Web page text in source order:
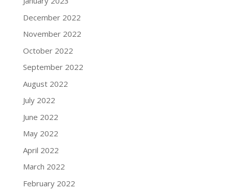
December 2022
November 2022
October 2022
September 2022
August 2022
July 2022
June 2022
May 2022
April 2022
March 2022
February 2022